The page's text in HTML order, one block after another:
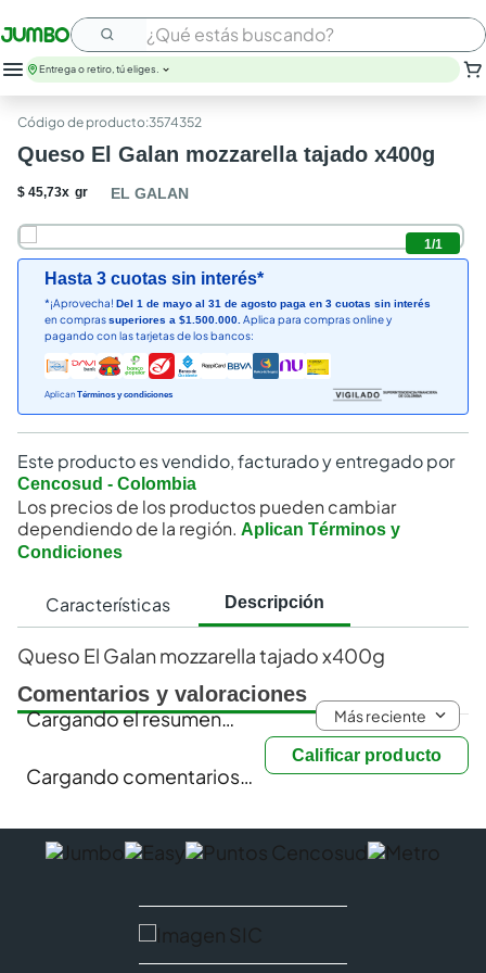
¿Qué estás buscando?
Entrega o retiro, tú eliges.
:3574352
Queso El Galan mozzarella tajado x400g
$ 45,73x gr EL GALAN
1/1
Hasta 3 cuotas sin interés*
*¡Aprovecha! Del 1 de mayo al 31 de agosto paga en 3 cuotas sin interés
en comprassuperiores a $1.500.000. Aplica para compras online y
pagando con las tarjetas de los bancos:
Aplican Términos y condiciones
Este producto es vendido, facturado y entregado por
Cencosud - Colombia
Los precios de los productos pueden cambiar
dependiendo de la región. Aplican Términos y
Condiciones
Características Descripción
Queso El Galan mozzarella tajado x400g
Comentarios y valoraciones
Calificar producto
Cargando el resumen… Más reciente
Cargando comentarios…